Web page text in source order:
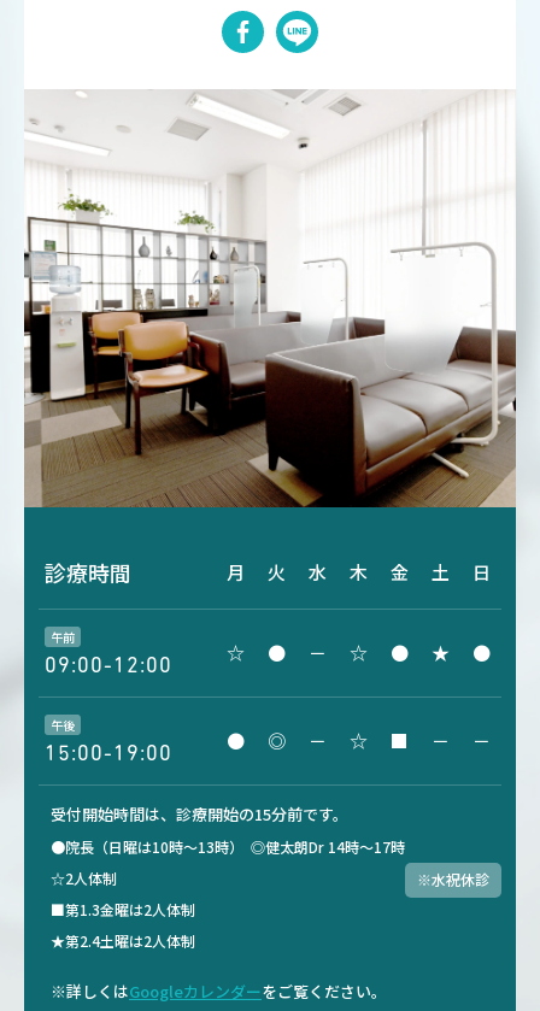
診療時間 月 火 水 木 金 土 日
午前
09:00-12:00
☆ ● － ☆ ● ★ ●
午後
15:00-19:00
● ◎ － ☆ ■ － －
受付開始時間は、診療開始の15分前です。
●院長（日曜は10時～13時） ◎健太朗Dr 14時～17時
☆2人体制
■第1.3金曜は2人体制
★第2.4土曜は2人体制
※水祝休診
※詳しくはGoogleカレンダーをご覧ください。